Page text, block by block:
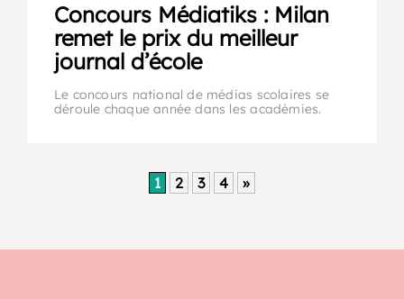
Concours Médiatiks : Milan
remet le prix du meilleur
journal d’école
Le concours national de médias scolaires se
déroule chaque année dans les académies.
1 2 3 4 »